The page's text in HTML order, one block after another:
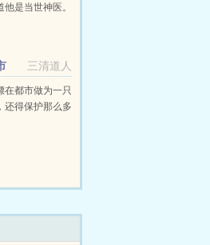
是当世神医。
三清道人
在都市做为一只
还得保护那么多